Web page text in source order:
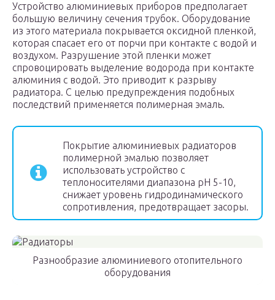
Устройство алюминиевых приборов предполагает
большую величину сечения трубок. Оборудование
из этого материала покрывается оксидной пленкой,
которая спасает его от порчи при контакте с водой и
воздухом. Разрушение этой пленки может
спровоцировать выделение водорода при контакте
алюминия с водой. Это приводит к разрыву
радиатора. С целью предупреждения подобных
последствий применяется полимерная эмаль.
Покрытие алюминиевых радиаторов
полимерной эмалью позволяет
использовать устройство с
теплоносителями диапазона рН 5-10,
снижает уровень гидродинамического
сопротивления, предотвращает засоры.
Разнообразие алюминиевого отопительного
оборудования